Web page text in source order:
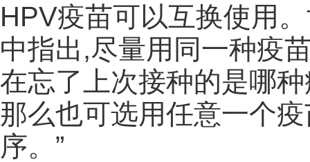
HPV疫苗可以互换使用
中指出,尽量用同一种疫
在忘了上次接种的是哪
那么也可选用任意一个
序。”